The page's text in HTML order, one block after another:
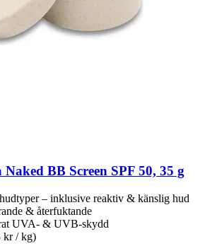
Naked BB Screen SPF 50, 35 g
– inklusive reaktiv & känslig hud
& återfuktande
UVA- & UVB-skydd
kr / kg)